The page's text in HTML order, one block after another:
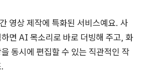
영상 제작에 특화된 서비스예요. 사
면 AI 목소리로 바로 더빙해 주고, 화
동시에 편집할 수 있는 직관적인 작